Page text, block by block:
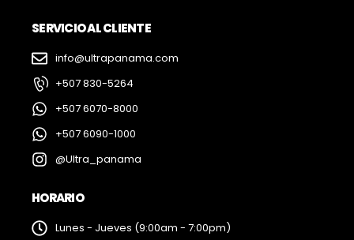
SERVICIO AL CLIENTE
info@ultrapanama.com
+507 830-5264
+507 6070-8000
+507 6090-1000
@Ultra_panama
HORARIO
Lunes - Jueves (9:00am - 7:00pm)